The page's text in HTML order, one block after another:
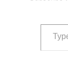
Type your